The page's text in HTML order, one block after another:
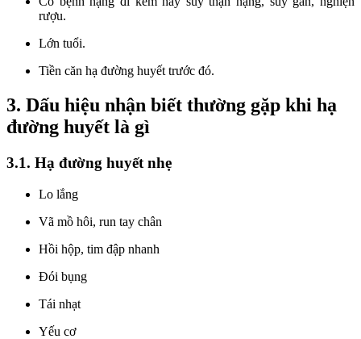
rượu.
Lớn tuổi.
Tiền căn hạ đường huyết trước đó.
3. Dấu hiệu nhận biết thường gặp khi hạ
đường huyết là gì
3.1. Hạ đường huyết nhẹ
Lo lắng
Vã mồ hôi, run tay chân
Hồi hộp, tim đập nhanh
Đói bụng
Tái nhạt
Yếu cơ